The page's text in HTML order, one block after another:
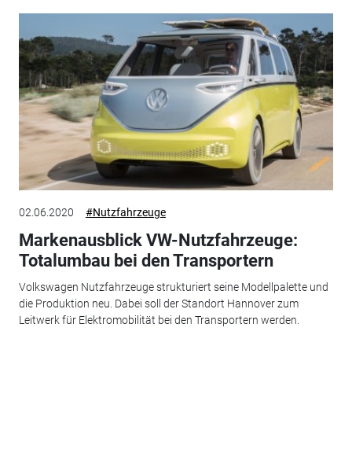
02.06.2020 #Nutzfahrzeuge
Markenausblick VW-Nutzfahrzeuge:
Totalumbau bei den Transportern
Volkswagen Nutzfahrzeuge strukturiert seine Modellpalette und
die Produktion neu. Dabei soll der Standort Hannover zum
Leitwerk für Elektromobilität bei den Transportern werden.